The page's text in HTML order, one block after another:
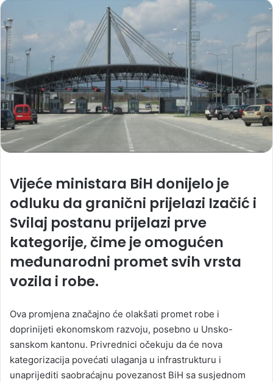
Vijeće ministara BiH donijelo je
odluku da granični prijelazi Izačić i
Svilaj postanu prijelazi prve
kategorije, čime je omogućen
međunarodni promet svih vrsta
vozila i robe.
Ova promjena značajno će olakšati promet robe i
doprinijeti ekonomskom razvoju, posebno u Unsko-
sanskom kantonu. Privrednici očekuju da će nova
kategorizacija povećati ulaganja u infrastrukturu i
unaprijediti saobraćajnu povezanost BiH sa susjednom